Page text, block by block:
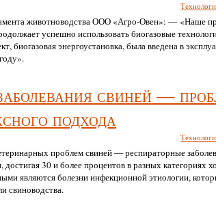
животноводства ООО «Агро-Овен»: — «Наше
успешно использовать биогазовые
биогазовая энергоустановка, была введена в
свиней —
подхода
проблем свиней — респираторные
30 и более процентов в разных категориях
являются болезни инфекционной этиологии,
свиноводства.